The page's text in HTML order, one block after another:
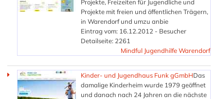
Projekte, Freizeiten für Jugendliche und
Projekte mit freien und öffentlichen Trägern,
in Warendorf und umzu anbie
Eintrag vom: 16.12.2012 - Besucher
Detailseite: 2261
Mindful Jugendhilfe Warendorf
Kinder- und Jugendhaus Funk gGmbHDas
damalige Kinderheim wurde 1979 geöffnet
und danach nach 24 Jahren an die nächste